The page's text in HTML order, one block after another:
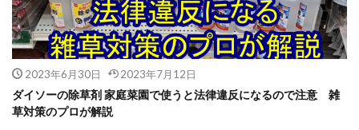
2023年6月30日 2023年7月12日
ダイソーの除草剤 家庭菜園で使うと法律違反になるので注意 雑
草対策のプロが解説